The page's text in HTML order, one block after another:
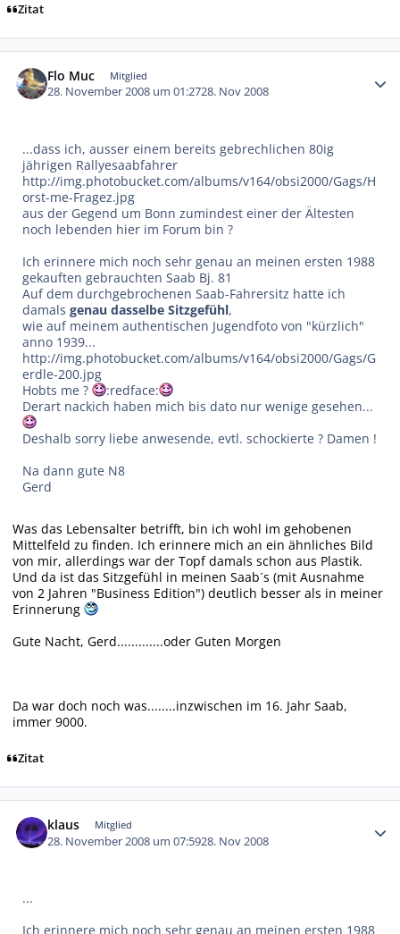
Zitat
Flo Muc Mitglied
28. November 2008 um 01:2728. Nov 2008
...dass ich, ausser einem bereits gebrechlichen 80ig
jährigen Rallyesaabfahrer
http://img.photobucket.com/albums/v164/obsi2000/Gags/H
orst-me-Fragez.jpg
aus der Gegend um Bonn zumindest einer der Ältesten
noch lebenden hier im Forum bin ?
Ich erinnere mich noch sehr genau an meinen ersten 1988
gekauften gebrauchten Saab Bj. 81
Auf dem durchgebrochenen Saab-Fahrersitz hatte ich
damalsgenau dasselbe Sitzgefühl,
wie auf meinem authentischen Jugendfoto von "kürzlich"
anno 1939...
http://img.photobucket.com/albums/v164/obsi2000/Gags/G
erdle-200.jpg
Hobts me ?
:redface:
Derart nackich haben mich bis dato nur wenige gesehen...
Deshalb sorry liebe anwesende, evtl. schockierte ? Damen !
Na dann gute N8
Gerd
Was das Lebensalter betrifft, bin ich wohl im gehobenen
Mittelfeld zu finden. Ich erinnere mich an ein ähnliches Bild
von mir, allerdings war der Topf damals schon aus Plastik.
Und da ist das Sitzgefühl in meinen Saab´s (mit Ausnahme
von 2 Jahren "Business Edition") deutlich besser als in meiner
Erinnerung
Gute Nacht, Gerd.............oder Guten Morgen
Da war doch noch was........inzwischen im 16. Jahr Saab,
immer 9000.
Zitat
klaus Mitglied
28. November 2008 um 07:5928. Nov 2008
...
Ich erinnere mich noch sehr genau an meinen ersten 1988